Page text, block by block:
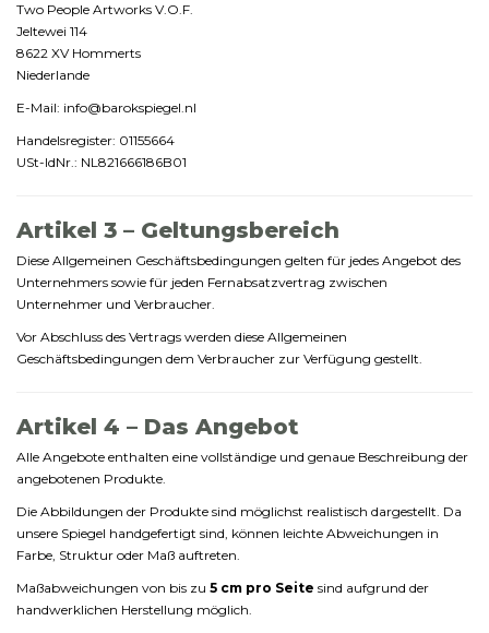
Two People Artworks V.O.F.
Jeltewei 114
8622 XV Hommerts
Niederlande
E-Mail: info@barokspiegel.nl
Handelsregister: 01155664
USt-IdNr.: NL821666186B01
Artikel 3 – Geltungsbereich
Diese Allgemeinen Geschäftsbedingungen gelten für jedes Angebot des
Unternehmers sowie für jeden Fernabsatzvertrag zwischen
Unternehmer und Verbraucher.
Vor Abschluss des Vertrags werden diese Allgemeinen
Geschäftsbedingungen dem Verbraucher zur Verfügung gestellt.
Artikel 4 – Das Angebot
Alle Angebote enthalten eine vollständige und genaue Beschreibung der
angebotenen Produkte.
Die Abbildungen der Produkte sind möglichst realistisch dargestellt. Da
unsere Spiegel handgefertigt sind, können leichte Abweichungen in
Farbe, Struktur oder Maß auftreten.
Maßabweichungen von bis zu 5 cm pro Seite sind aufgrund der
handwerklichen Herstellung möglich.